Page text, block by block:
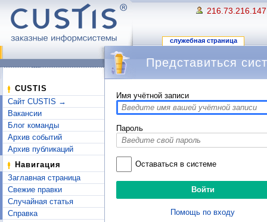
216.73.216.147
служебная страница
CUSTIS
Сайт CUSTIS →
Вакансии
Блог команды
Архив событий
Архив публикаций
Навигация
Заглавная страница
Свежие правки
Случайная статья
Справка
Представиться
Имя учётной записи
Пароль
Оставаться в системе
Помощь по входу